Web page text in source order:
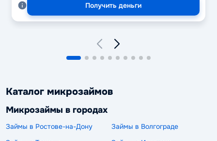
Получить деньги
Каталог микрозаймов
Микрозаймы в городах
Займы в Ростове-на-Дону
Займы в Волгограде